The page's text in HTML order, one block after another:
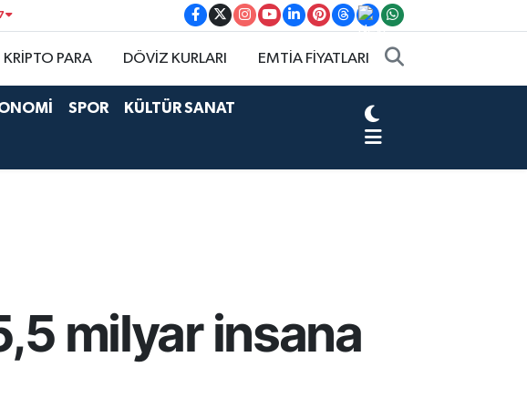
KRİPTO PARA DÖVİZ KURLARI EMTİA FİYATLARI
SPOR KÜLTÜR SANAT
milyar insana